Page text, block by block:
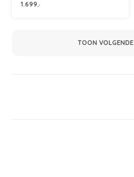
1.699 ,-
TOON VOLGENDE